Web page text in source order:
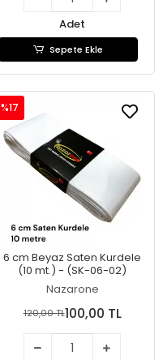
Adet
Sepete Ekle
6 cm Beyaz Saten Kurdele
(10 mt.) - (SK-06-02)
Nazarone
%17
120,00 TL100,00 TL